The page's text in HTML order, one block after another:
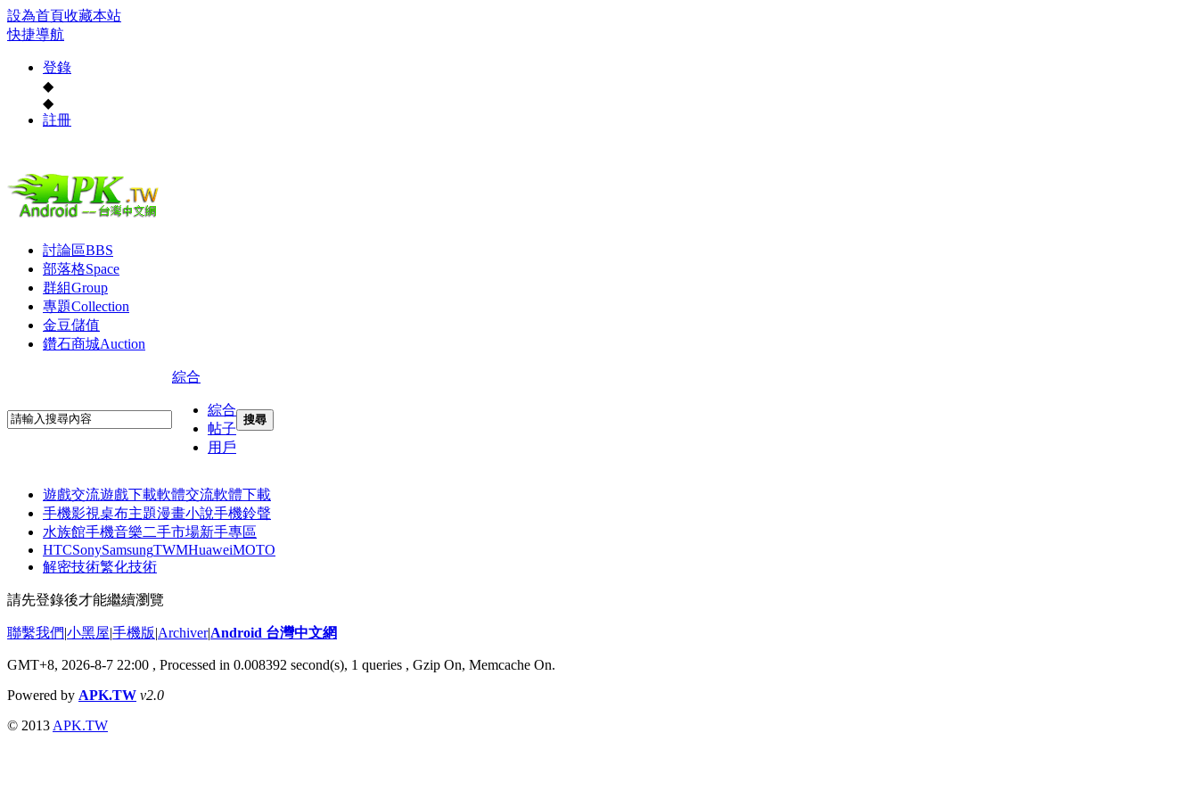
設為首頁收藏本站
快捷導航
登錄
◆
◆
註冊
討論區BBS
部落格Space
群組Group
專題Collection
金豆儲值
鑽石商城Auction
綜合
綜合
帖子
用戶
搜尋
遊戲交流遊戲下載軟體交流軟體下載
手機影視桌布主題漫畫小說手機鈴聲
水族館手機音樂二手市場新手專區
HTCSonySamsungTWMHuaweiMOTO
解密技術繁化技術
請先登錄後才能繼續瀏覽
聯繫我們|小黑屋|手機版|Archiver|Android 台灣中文網
GMT+8, 2026-8-7 22:00 , Processed in 0.008392 second(s), 1 queries , Gzip On, Memcache On.
Powered by APK.TW v2.0
© 2013 APK.TW